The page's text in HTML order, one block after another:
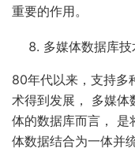
重要的作用。
多媒体数据库技
80年代以来，支持多
术得到发展， 多媒体
体的数据库而言， 是
体数据结合为一体并